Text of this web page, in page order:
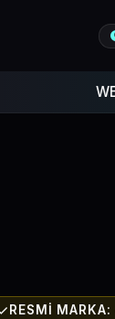
WEB
RESMİ MARKA: